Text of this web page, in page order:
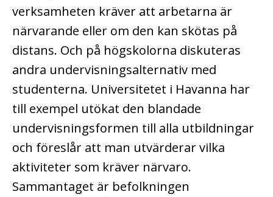
verksamheten kräver att arbetarna är
närvarande eller om den kan skötas på
distans. Och på högskolorna diskuteras
andra undervisningsalternativ med
studenterna. Universitetet i Havanna har
till exempel utökat den blandade
undervisningsformen till alla utbildningar
och föreslår att man utvärderar vilka
aktiviteter som kräver närvaro.
Sammantaget är befolkningen